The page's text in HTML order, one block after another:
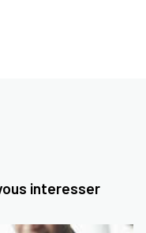
interesser